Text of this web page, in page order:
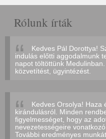
Rólunk írták
Kedves Pál Dorottya!
indulás előtti aggodalmunk
napot töltöttünk
közvetítést, ügyintézést.
Kedves Orsolya! Haza
kirándulásról. Minden
figyelmességet, hogy az
nevezetességeire
További eredményes